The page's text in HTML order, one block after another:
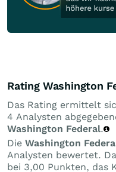
Rating Washington
Das Rating ermittelt
4 Analysten
Washington Federal.
Die Washington
Analysten bewertet.
bei 3,00 Punkten, das